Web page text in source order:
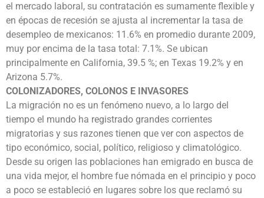
el mercado laboral, su contratación es sumamente flexible y
en épocas de recesión se ajusta al incrementar la tasa de
desempleo de mexicanos: 11.6% en promedio durante 2009,
muy por encima de la tasa total: 7.1%. Se ubican
principalmente en California, 39.5 %; en Texas 19.2% y en
Arizona 5.7%.
COLONIZADORES, COLONOS E INVASORES
La migración no es un fenómeno nuevo, a lo largo del
tiempo el mundo ha registrado grandes corrientes
migratorias y sus razones tienen que ver con aspectos de
tipo económico, social, político, religioso y climatológico.
Desde su origen las poblaciones han emigrado en busca de
una vida mejor, el hombre fue nómada en el principio y poco
a poco se estableció en lugares sobre los que reclamó su